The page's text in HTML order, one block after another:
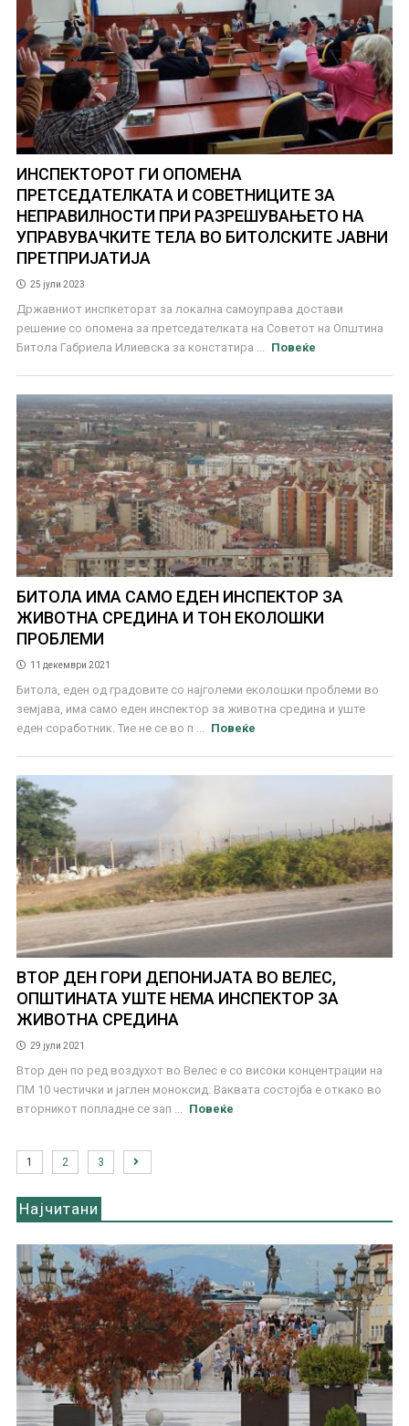
ИНСПЕКТОРОТ ГИ ОПОМЕНА
ПРЕТСЕДАТЕЛКАТА И СОВЕТНИЦИТЕ ЗА
НЕПРАВИЛНОСТИ ПРИ РАЗРЕШУВАЊЕТО НА
УПРАВУВАЧКИТЕ ТЕЛА ВО БИТОЛСКИТЕ ЈАВНИ
ПРЕТПРИЈАТИЈА
25 јули 2023
Државниот инспкеторат за локална самоуправа достави
решение со опомена за претседателката на Советот на Општина
Битола Габриела Илиевска за констатира ...
Повеќе
БИТОЛА ИМА САМО ЕДЕН ИНСПЕКТОР ЗА
ЖИВОТНА СРЕДИНА И ТОН ЕКОЛОШКИ
ПРОБЛЕМИ
11 декември 2021
Битола, еден од градовите со најголеми еколошки проблеми во
земјава, има само еден инспектор за животна средина и уште
еден соработник. Тие не се во п ...
Повеќе
ВТОР ДЕН ГОРИ ДЕПОНИЈАТА ВО ВЕЛЕС,
ОПШТИНАТА УШТЕ НЕМА ИНСПЕКТОР ЗА
ЖИВОТНА СРЕДИНА
29 јули 2021
Втор ден по ред воздухот во Велес е со високи концентрации на
ПМ 10 честички и јаглен моноксид. Ваквата состојба е откако во
вторникот попладне се зап ...
Повеќе
1 2 3
Најчитани